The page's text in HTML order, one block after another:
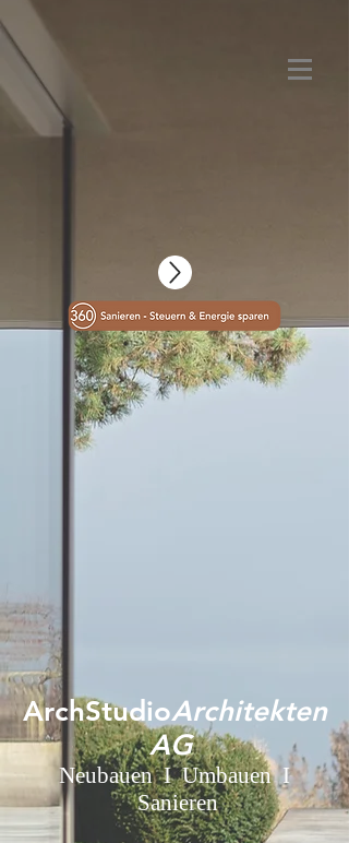
ArchStudioArchitekten
AG
Neubauen I Umbauen I
Sanieren